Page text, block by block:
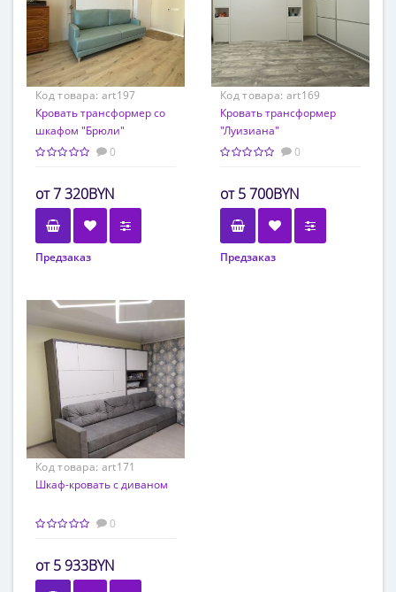
Код товара: art197
Кровать трансформер со
шкафом "Брюли"
0
7 320BYN
Предзаказ
Код товара: art169
Кровать трансформер
"Луизиана"
0
5 700BYN
Предзаказ
Код товара: art171
Шкаф-кровать с диваном
0
5 933BYN